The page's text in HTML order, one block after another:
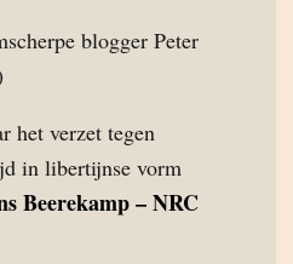
blogger Peter
het verzet tegen
in libertijnse vorm
Beerekamp – NRC